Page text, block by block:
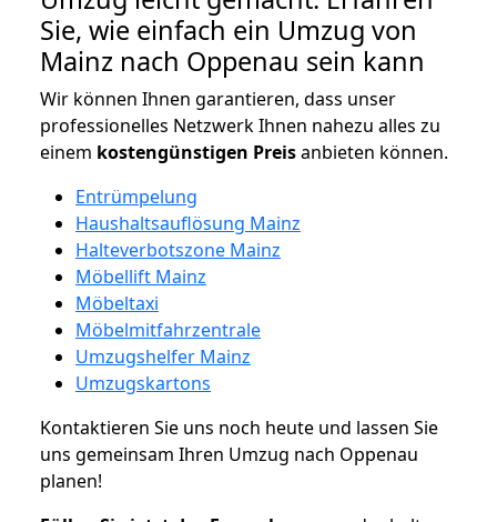
Sie, wie einfach ein Umzug von
Mainz nach Oppenau sein kann
Wir können Ihnen garantieren, dass unser
professionelles Netzwerk Ihnen nahezu alles zu
einem kostengünstigen Preisanbieten können.
Entrümpelung
Haushaltsauflösung Mainz
Halteverbotszone Mainz
Möbellift Mainz
Möbeltaxi
Möbelmitfahrzentrale
Umzugshelfer Mainz
Umzugskartons
Kontaktieren Sie uns noch heute und lassen Sie
uns gemeinsam Ihren Umzug nach Oppenau
planen!